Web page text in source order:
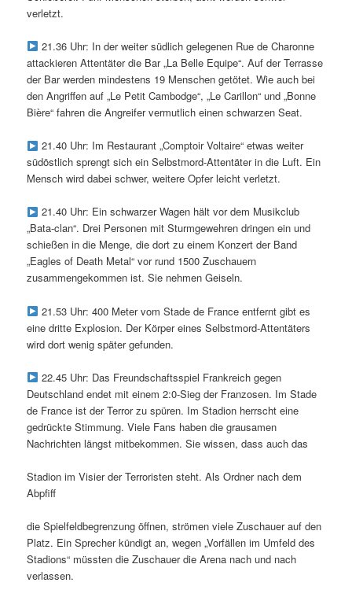
verletzt.
21.36 Uhr: In der weiter südlich gelegenen Rue de Charonne
attackieren Attentäter die Bar „La Belle Equipe“. Auf der Terrasse
der Bar werden mindestens 19 Menschen getötet. Wie auch bei
den Angriffen auf „Le Petit Cambodge“, „Le Carillon“ und „Bonne
Bière“ fahren die Angreifer vermutlich einen schwarzen Seat.
21.40 Uhr: Im Restaurant „Comptoir Voltaire“ etwas weiter
südöstlich sprengt sich ein Selbstmord-Attentäter in die Luft. Ein
Mensch wird dabei schwer, weitere Opfer leicht verletzt.
21.40 Uhr: Ein schwarzer Wagen hält vor dem Musikclub
„Bata-clan“. Drei Personen mit Sturmgewehren dringen ein und
schießen in die Menge, die dort zu einem Konzert der Band
„Eagles of Death Metal“ vor rund 1500 Zuschauern
zusammengekommen ist. Sie nehmen Geiseln.
21.53 Uhr: 400 Meter vom Stade de France entfernt gibt es
eine dritte Explosion. Der Körper eines Selbstmord-Attentäters
wird dort wenig später gefunden.
22.45 Uhr: Das Freundschaftsspiel Frankreich gegen
Deutschland endet mit einem 2:0-Sieg der Franzosen. Im Stade
de France ist der Terror zu spüren. Im Stadion herrscht eine
gedrückte Stimmung. Viele Fans haben die grausamen
Nachrichten längst mitbekommen. Sie wissen, dass auch das
Stadion im Visier der Terroristen steht. Als Ordner nach dem
Abpfiff
die Spielfeldbegrenzung öffnen, strömen viele Zuschauer auf den
Platz. Ein Sprecher kündigt an, wegen „Vorfällen im Umfeld des
Stadions“ müssten die Zuschauer die Arena nach und nach
verlassen.